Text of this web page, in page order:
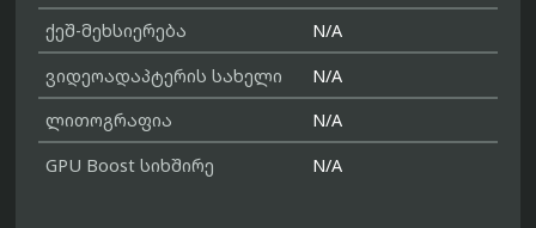
ქეშ-მეხსიერება
N/A
ვიდეოადაპტერის სახელი
N/A
ლითოგრაფია
N/A
GPU Boost სიხშირე
N/A